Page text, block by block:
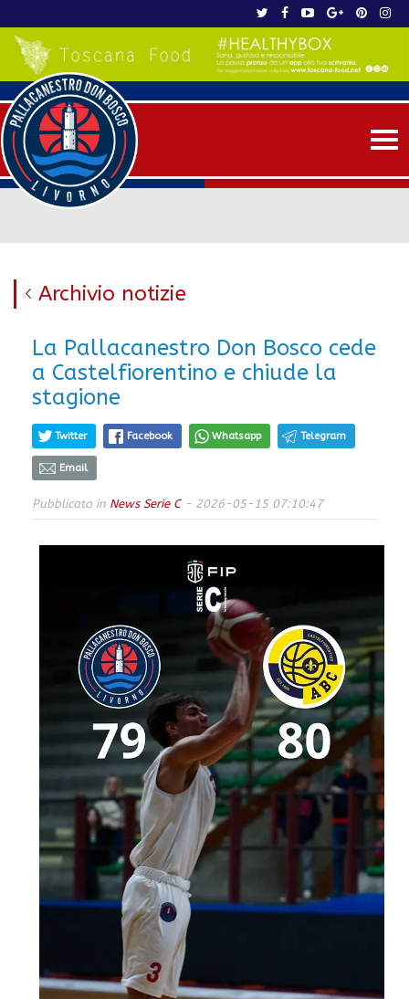
Archivio notizie
La Pallacanestro Don Bosco cede
a Castelfiorentino e chiude la
stagione
Twitter Facebook Whatsapp Telegram
Email
Pubblicato in News Serie C- 2026-05-15 07:10:47